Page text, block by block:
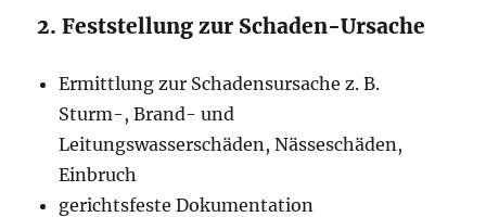
2. Feststellung zur Schaden-Ursache
Ermittlung zur Schadensursache z. B.
Sturm-, Brand- und
Leitungswasserschäden, Nässeschäden,
Einbruch
gerichtsfeste Dokumentation